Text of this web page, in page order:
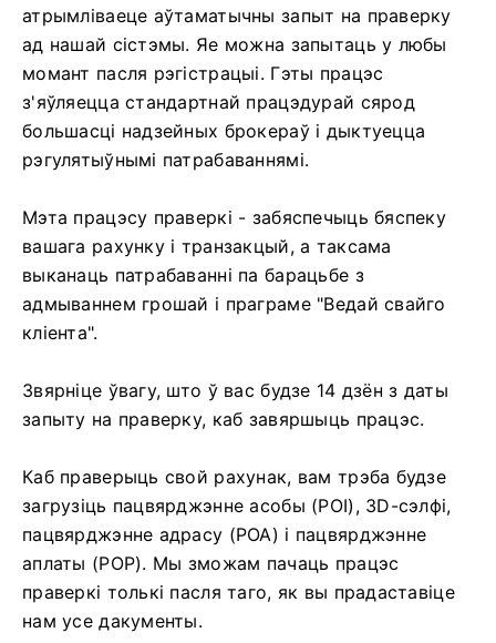
атрымліваеце аўтаматычны запыт на праверку
ад нашай сістэмы. Яе можна запытаць у любы
момант пасля рэгістрацыі. Гэты працэс
з'яўляецца стандартнай працэдурай сярод
большасці надзейных брокераў і дыктуецца
рэгулятыўнымі патрабаваннямі.
Мэта працэсу праверкі - забяспечыць бяспеку
вашага рахунку і транзакцый, а таксама
выканаць патрабаванні па барацьбе з
адмываннем грошай і праграме "Ведай свайго
кліента".
Звярніце ўвагу, што ў вас будзе 14 дзён з даты
запыту на праверку, каб завяршыць працэс.
Каб праверыць свой рахунак, вам трэба будзе
загрузіць пацвярджэнне асобы (POI), 3D-сэлфі,
пацвярджэнне адрасу (POA) і пацвярджэнне
аплаты (POP). Мы зможам пачаць працэс
праверкі толькі пасля таго, як вы прадаставіце
нам усе дакументы.